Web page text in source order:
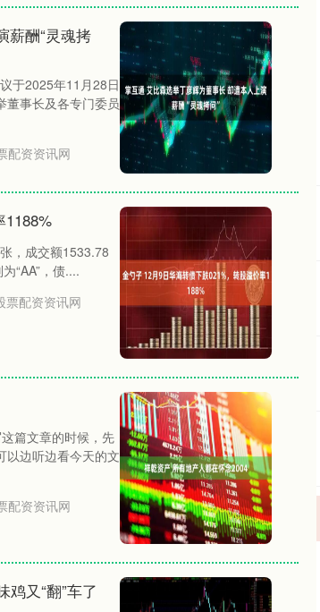
薪酬“灵魂拷
于2025年11月28日
董事长及各专门委员
配资资讯网
1188%
，成交额1533.78
“AA”，债....
票配资资讯网
篇文章的时候，先
以边听边看今天的文
配资资讯网
又“翻”车了